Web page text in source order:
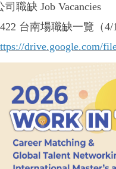
司職缺 Job Vacancies
台南場職缺一覽（
drive.google.com/